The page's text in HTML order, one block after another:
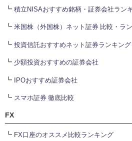
┗ 積立NISAおすすめ銘柄・証券会社ラン
┗ 米国株（外国株）ネット証券 比較・ラ
┗ 投資信託おすすめネット証券ランキング
┗ 少額投資おすすめの証券会社
┗ IPOおすすめ証券会社
┗ スマホ証券 徹底比較
FX
┗ FX口座のオススメ比較ランキング